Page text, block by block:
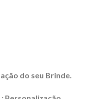
do seu Brinde.